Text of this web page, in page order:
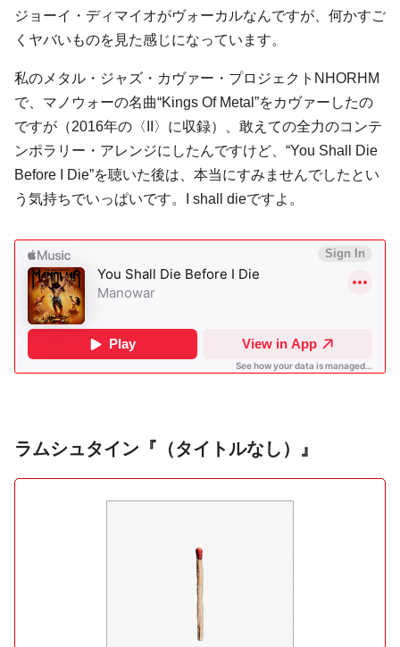
ジョーイ・ディマイオがヴォーカルなんですが、何かすご
くヤバいものを見た感じになっています。
私のメタル・ジャズ・カヴァー・プロジェクトNHORHM
で、マノウォーの名曲“Kings Of Metal”をカヴァーしたの
ですが（2016年の〈II〉に収録）、敢えての全力のコンテ
ンポラリー・アレンジにしたんですけど、“You Shall Die
Before I Die”を聴いた後は、本当にすみませんでしたとい
う気持ちでいっぱいです。I shall dieですよ。
ラムシュタイン『（タイトルなし）』